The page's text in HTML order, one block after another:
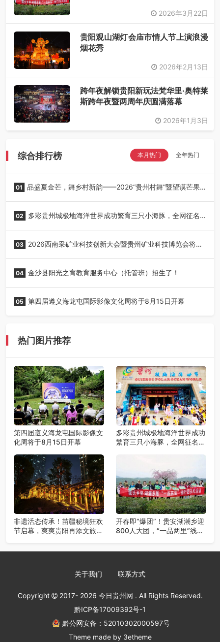
2026年3月22日
贵阳观山湖灯会庙市情人节上演浪漫
烟花秀
2026年2月13日
跨年夜解锁贵阳新玩法梵华里·奥特莱
斯跨年夜暨两周年庆圆满落幕
2026年1月3日
综合排行榜 本月热门 全年热门
01 品盛夏金芒，舞乡村新韵——2026“贵州村舞”暨望谟芒果
02 多彩贵州城极地海洋世界成功繁育三只小海豚，全网征名
03 2026西南采矿业科技创新大会暨贵州矿业科技博览会将在
04 金沙县阳光之育教育服务中心（托管班）招生了！
05 第四届遵义海龙屯国际影像文化周将于8月15日开幕
热门图片推荐
第四届遵义海龙屯国际影像文
化周将于8月15日开幕
多彩贵州城极地海洋世界成功
繁育三只小海豚，全网征名正
非遗活态传承！苗疆秘境狂欢
节启幕，爽爽贵阳再添文旅新
开春即“爆团”！贵安湖潮乡迎
800人大团，“一品两里”线路
关于我们 联系方式
Copyright 2017- 2026 今日贵州网 . All Rights Reserved.
黔ICP备17009392号-1
黔公网安备：52010302000597号
Theme made by 3etheme